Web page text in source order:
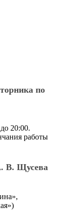
по
20:00.
работы
В. Щусева